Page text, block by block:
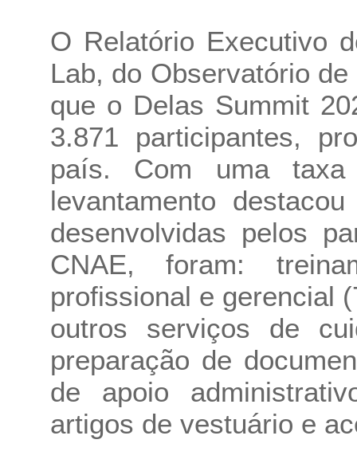
O Relatório Executivo
Lab, do Observatório
que o Delas Summit
3.871 participantes,
país. Com uma
levantamento
desenvolvidas pelos
CNAE, foram:
profissional e gerencial
outros serviços de
preparação de
de apoio
artigos de vestuário e